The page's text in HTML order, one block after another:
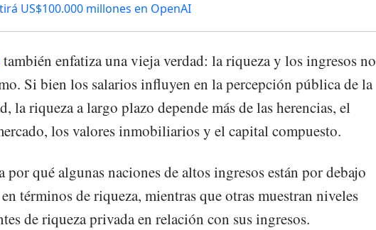
US$100.000 millones en OpenAI
también enfatiza una vieja verdad: la riqueza y los ingresos no
Si bien los salarios influyen en la percepción pública de la
la riqueza a largo plazo depende más de las herencias, el
los valores inmobiliarios y el capital compuesto.
por qué algunas naciones de altos ingresos están por debajo
términos de riqueza, mientras que otras muestran niveles
de riqueza privada en relación con sus ingresos.